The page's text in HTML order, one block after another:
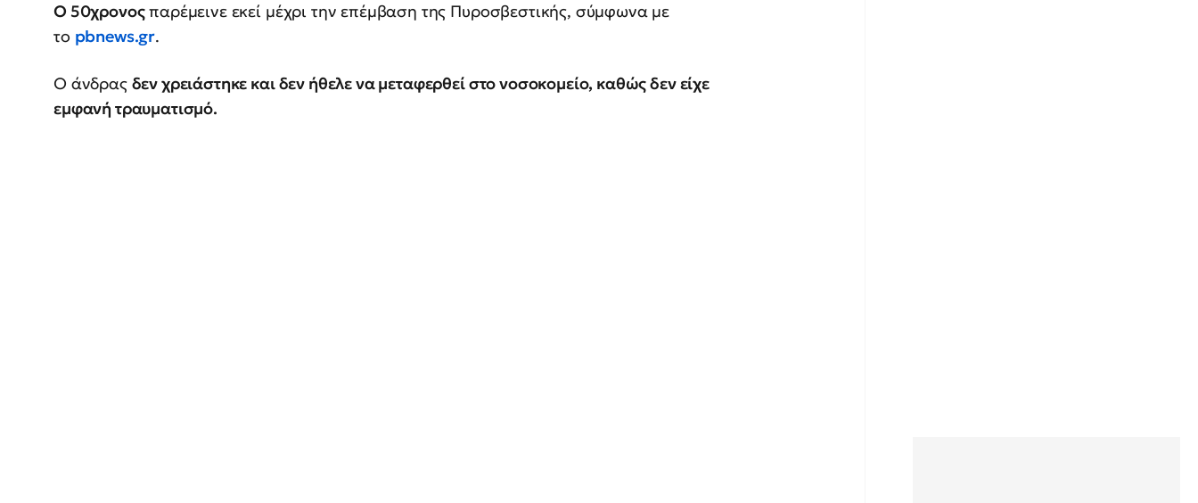
Ο 50χρονοςπαρέμεινε εκεί μέχρι την επέμβαση της Πυροσβεστικής, σύμφωνα με
το pbnews.gr.
Ο άνδρας δεν χρειάστηκε και δεν ήθελε να μεταφερθεί στο νοσοκομείο, καθώς δεν είχε
εμφανή τραυματισμό.